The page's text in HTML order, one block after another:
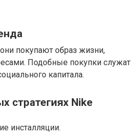
покупают образ жизни,
Подобные покупки служат
капитала.
стратегиях Nike
инсталляции.